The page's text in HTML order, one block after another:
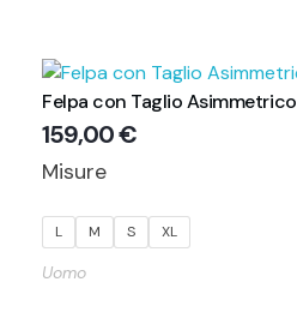
Felpa con Taglio Asimmetrico
159,00€
Misure
L M S XL
Uomo